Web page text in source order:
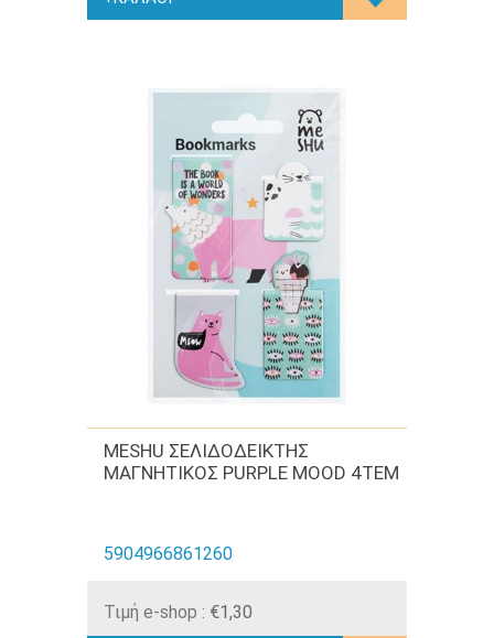
MESHU ΣΕΛΙΔΟΔΕΙΚΤΗΣ
ΜΑΓΝΗΤΙΚΟΣ PURPLE MOOD 4TEM
5904966861260
Τιμή e-shop : €1,30